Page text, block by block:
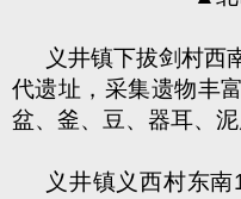
义井镇下拔剑村西
代遗址，采集遗物丰
盆、釜、豆、器耳、泥
义井镇义西村东南